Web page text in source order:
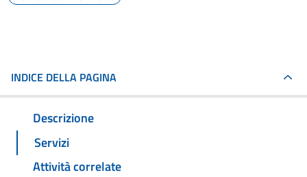
INDICE DELLA PAGINA
Descrizione
Servizi
Attività correlate